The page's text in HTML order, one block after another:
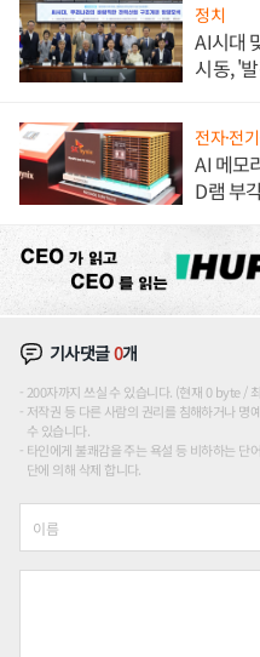
정치
AI시대
시동, '
전자·전
AI 메모
D램 부
기사댓글0개
200자까지 쓰실 수 있습니다. (현재 0 byte /
저작권 등 다른 사람의 권리를 침해하거나 명
수 있습니다.
타인에게 불쾌감을 주는 욕설 등 비하하는 단
단에 의해 삭제 합니다.